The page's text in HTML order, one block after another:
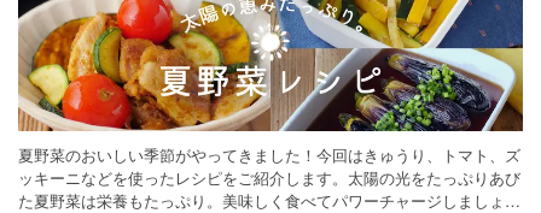
夏野菜のおいしい季節がやってきました！今回はきゅうり、トマト、ズ
ッキーニなどを使ったレシピをご紹介します。太陽の光をたっぷりあび
た夏野菜は栄養もたっぷり。美味しく食べてパワーチャージしましょう